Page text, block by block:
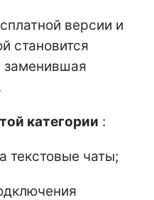
версии и
становится
заменившая
категории :
текстовые чаты;